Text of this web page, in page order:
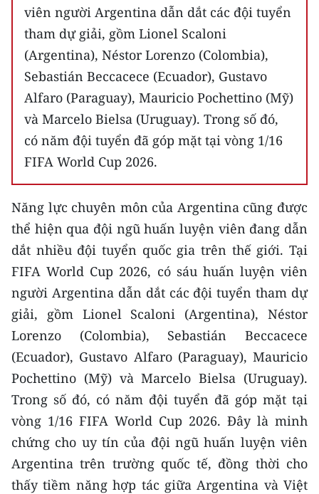
viên người Argentina dẫn dắt các đội tuyển
tham dự giải, gồm Lionel Scaloni
(Argentina), Néstor Lorenzo (Colombia),
Sebastián Beccacece (Ecuador), Gustavo
Alfaro (Paraguay), Mauricio Pochettino (Mỹ)
và Marcelo Bielsa (Uruguay). Trong số đó,
có năm đội tuyển đã góp mặt tại vòng 1/16
FIFA World Cup 2026.
Năng lực chuyên môn của Argentina cũng được
thể hiện qua đội ngũ huấn luyện viên đang dẫn
dắt nhiều đội tuyển quốc gia trên thế giới. Tại
FIFA World Cup 2026, có sáu huấn luyện viên
người Argentina dẫn dắt các đội tuyển tham dự
giải, gồm Lionel Scaloni (Argentina), Néstor
Lorenzo (Colombia), Sebastián Beccacece
(Ecuador), Gustavo Alfaro (Paraguay), Mauricio
Pochettino (Mỹ) và Marcelo Bielsa (Uruguay).
Trong số đó, có năm đội tuyển đã góp mặt tại
vòng 1/16 FIFA World Cup 2026. Đây là minh
chứng cho uy tín của đội ngũ huấn luyện viên
Argentina trên trường quốc tế, đồng thời cho
thấy tiềm năng hợp tác giữa Argentina và Việt